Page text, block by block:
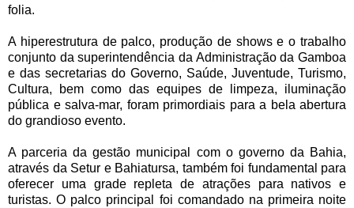
folia.
A hiperestrutura de palco, produção de shows e o trabalho
conjunto da superintendência da Administração da Gamboa
e das secretarias do Governo, Saúde, Juventude, Turismo,
Cultura, bem como das equipes de limpeza, iluminação
pública e salva-mar, foram primordiais para a bela abertura
do grandioso evento.
A parceria da gestão municipal com o governo da Bahia,
através da Setur e Bahiatursa, também foi fundamental para
oferecer uma grade repleta de atrações para nativos e
turistas. O palco principal foi comandado na primeira noite